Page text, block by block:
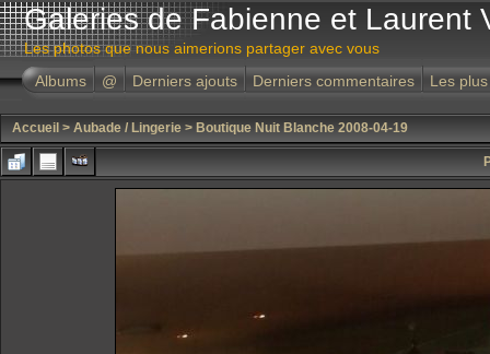
Galeries de Fabienne et Laurent
Les photos que nous aimerions partager avec vous
Albums
@ Derniers ajouts Derniers commentaires Les
Accueil > Aubade / Lingerie > Boutique Nuit Blanche 2008-04-19